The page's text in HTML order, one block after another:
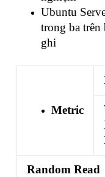
Ubuntu
trong ba trên
ghi
Metric
Random Read